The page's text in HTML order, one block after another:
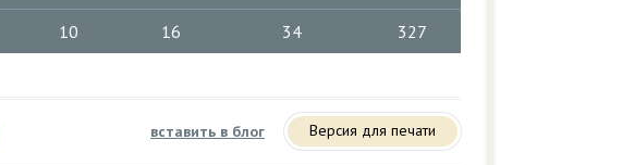
10 16 34 327
вставить в блог Версия для печати